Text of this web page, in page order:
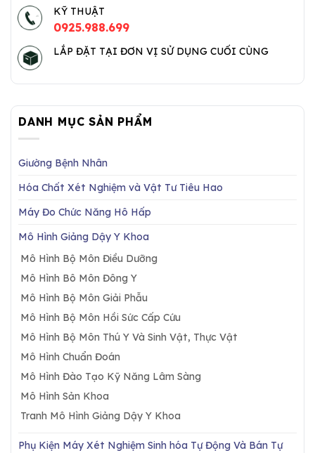
KỸ THUẬT
0925.988.699
LẮP ĐẶT TẠI ĐƠN VỊ SỬ DỤNG CUỐI CÙNG
DANH MỤC SẢN PHẨM
Giường Bệnh Nhân
Hóa Chất Xét Nghiệm và Vật Tư Tiêu Hao
Máy Đo Chức Năng Hô Hấp
Mô Hình Giảng Dậy Y Khoa
Mô Hình Bộ Môn Điều Dưỡng
Mô Hình Bô Môn Đông Y
Mô Hình Bộ Môn Giải Phẫu
Mô Hình Bộ Môn Hồi Sức Cấp Cứu
Mô Hình Bộ Môn Thú Y Và Sinh Vật, Thực Vật
Mô Hình Chuẩn Đoán
Mô Hình Đào Tạo Kỹ Năng Lâm Sàng
Mô Hình Sản Khoa
Tranh Mô Hình Giảng Dậy Y Khoa
Phụ Kiện Máy Xét Nghiệm Sinh hóa Tự Động Và Bán Tự